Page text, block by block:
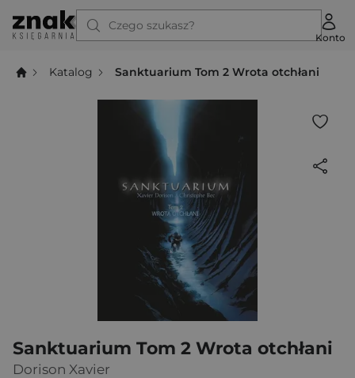
Czego szukasz?
Konto
Katalog Sanktuarium Tom 2 Wrota otchłani
Sanktuarium Tom 2 Wrota otchłani
Dorison Xavier